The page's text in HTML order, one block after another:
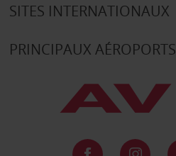
SITES INTERNATIONAUX
PRINCIPAUX AÉROPORTS